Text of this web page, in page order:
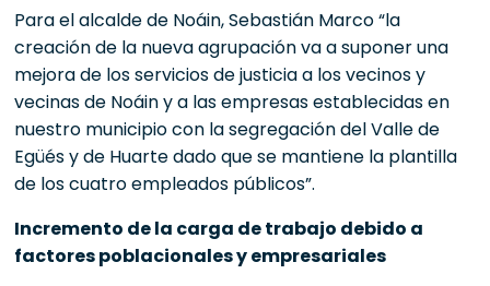
Para el alcalde de Noáin, Sebastián Marco “la
creación de la nueva agrupación va a suponer una
mejora de los servicios de justicia a los vecinos y
vecinas de Noáin y a las empresas establecidas en
nuestro municipio con la segregación del Valle de
Egüés y de Huarte dado que se mantiene la plantilla
de los cuatro empleados públicos”.
Incremento de la carga de trabajo debido a
factores poblacionales y empresariales